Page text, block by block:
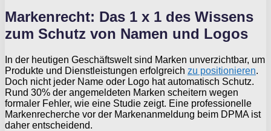
Markenrecht: Das 1 x 1 des Wissens
zum Schutz von Namen und Logos
In der heutigen Geschäftswelt sind Marken unverzichtbar, um
Produkte und Dienstleistungen erfolgreich zu positionieren.
Doch nicht jeder Name oder Logo hat automatisch Schutz.
Rund 30% der angemeldeten Marken scheitern wegen
formaler Fehler, wie eine Studie zeigt. Eine professionelle
Markenrecherche vor der Markenanmeldung beim DPMA ist
daher entscheidend.